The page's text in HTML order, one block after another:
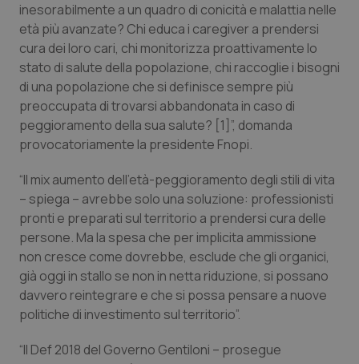
Salute orale & impianti
Sangue & coagulazione
Tiroide
Tumore al seno
Tumore ovarico
Tumori del Polmone & Testa Collo
Tumori gastrointestinali
Ulcera & Reflusso
Vaccini
inesorabilmente a un quadro di conicità e malattia nelle
età più avanzate? Chi educa i caregiver a prendersi
cura dei loro cari, chi monitorizza proattivamente lo
stato di salute della popolazione, chi raccoglie i bisogni
di una popolazione che si definisce sempre più
preoccupata di trovarsi abbandonata in caso di
peggioramento della sua salute? [1]”, domanda
provocatoriamente la presidente Fnopi.
“Il mix aumento dell’età-peggioramento degli stili di vita
– spiega – avrebbe solo una soluzione: professionisti
pronti e preparati sul territorio a prendersi cura delle
persone. Ma la spesa che per implicita ammissione
non cresce come dovrebbe, esclude che gli organici,
già oggi in stallo se non in netta riduzione, si possano
davvero reintegrare e che si possa pensare a nuove
politiche di investimento sul territorio”.
“Il Def 2018 del Governo Gentiloni – prosegue